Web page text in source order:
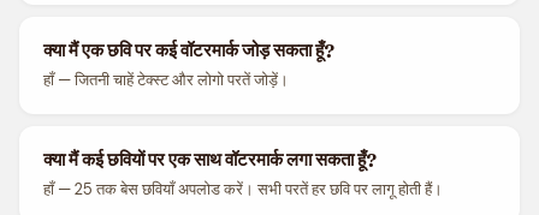
क्या मैं एक छवि पर कई वॉटरमार्क जोड़ सकता हूँ?
हाँ — जितनी चाहें टेक्स्ट और लोगो परतें जोड़ें।
क्या मैं कई छवियों पर एक साथ वॉटरमार्क लगा सकता हूँ?
हाँ — 25 तक बेस छवियाँ अपलोड करें। सभी परतें हर छवि पर लागू होती हैं।